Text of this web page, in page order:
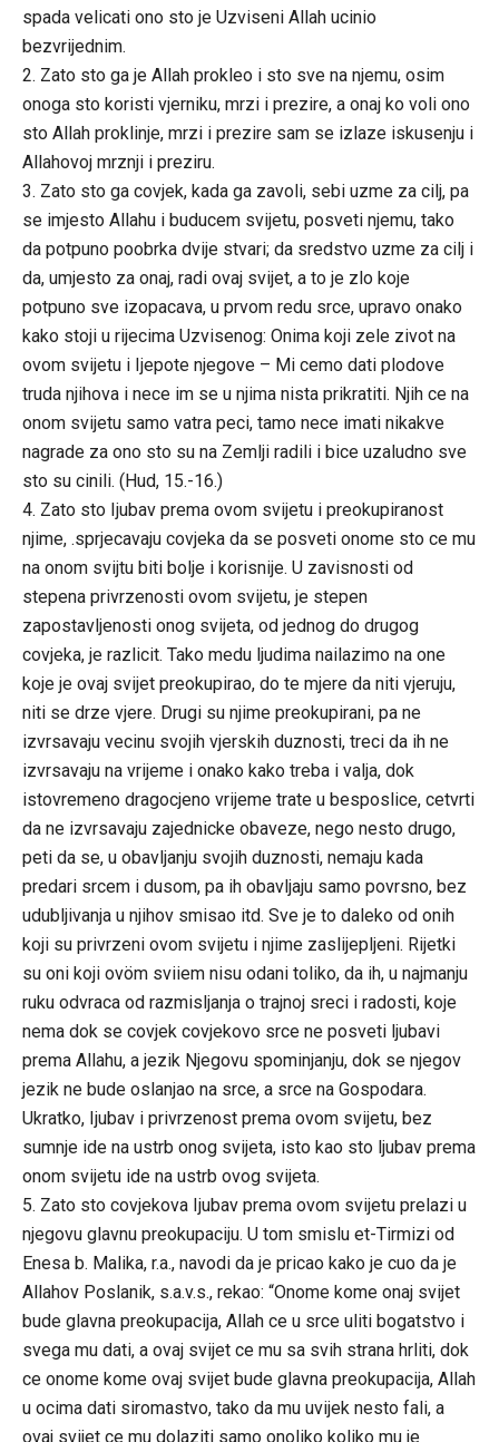
spada velicati ono sto je Uzviseni Allah ucinio
bezvrijednim.
2. Zato sto ga je Allah prokleo i sto sve na njemu, osim
onoga sto koristi vjerniku, mrzi i prezire, a onaj ko voli ono
sto Allah proklinje, mrzi i prezire sam se izlaze iskusenju i
Allahovoj mrznji i preziru.
3. Zato sto ga covjek, kada ga zavoli, sebi uzme za cilj, pa
se imjesto Allahu i buducem svijetu, posveti njemu, tako
da potpuno poobrka dvije stvari; da sredstvo uzme za cilj i
da, umjesto za onaj, radi ovaj svijet, a to je zlo koje
potpuno sve izopacava, u prvom redu srce, upravo onako
kako stoji u rijecima Uzvisenog: Onima koji zele zivot na
ovom svijetu i Ijepote njegove – Mi cemo dati plodove
truda njihova i nece im se u njima nista prikratiti. Njih ce na
onom svijetu samo vatra peci, tamo nece imati nikakve
nagrade za ono sto su na Zemlji radili i bice uzaludno sve
sto su cinili. (Hud, 15.-16.)
4. Zato sto Ijubav prema ovom svijetu i preokupiranost
njime, .sprjecavaju covjeka da se posveti onome sto ce mu
na onom svijtu biti bolje i korisnije. U zavisnosti od
stepena privrzenosti ovom svijetu, je stepen
zapostavljenosti onog svijeta, od jednog do drugog
covjeka, je razlicit. Tako medu ljudima nailazimo na one
koje je ovaj svijet preokupirao, do te mjere da niti vjeruju,
niti se drze vjere. Drugi su njime preokupirani, pa ne
izvrsavaju vecinu svojih vjerskih duznosti, treci da ih ne
izvrsavaju na vrijeme i onako kako treba i valja, dok
istovremeno dragocjeno vrijeme trate u besposlice, cetvrti
da ne izvrsavaju zajednicke obaveze, nego nesto drugo,
peti da se, u obavljanju svojih duznosti, nemaju kada
predari srcem i dusom, pa ih obavljaju samo povrsno, bez
udubljivanja u njihov smisao itd. Sve je to daleko od onih
koji su privrzeni ovom svijetu i njime zaslijepljeni. Rijetki
su oni koji ovöm sviiem nisu odani toliko, da ih, u najmanju
ruku odvraca od razmisljanja o trajnoj sreci i radosti, koje
nema dok se covjek covjekovo srce ne posveti ljubavi
prema Allahu, a jezik Njegovu spominjanju, dok se njegov
jezik ne bude oslanjao na srce, a srce na Gospodara.
Ukratko, Ijubav i privrzenost prema ovom svijetu, bez
sumnje ide na ustrb onog svijeta, isto kao sto ljubav prema
onom svijetu ide na ustrb ovog svijeta.
5. Zato sto covjekova Ijubav prema ovom svijetu prelazi u
njegovu glavnu preokupaciju. U tom smislu et-Tirmizi od
Enesa b. Malika, r.a., navodi da je pricao kako je cuo da je
Allahov Poslanik, s.a.v.s., rekao: “Onome kome onaj svijet
bude glavna preokupacija, Allah ce u srce uliti bogatstvo i
svega mu dati, a ovaj svijet ce mu sa svih strana hrliti, dok
ce onome kome ovaj svijet bude glavna preokupacija, Allah
u ocima dati siromastvo, tako da mu uvijek nesto fali, a
ovaj svijet ce mu dolaziti samo onoliko koliko mu je